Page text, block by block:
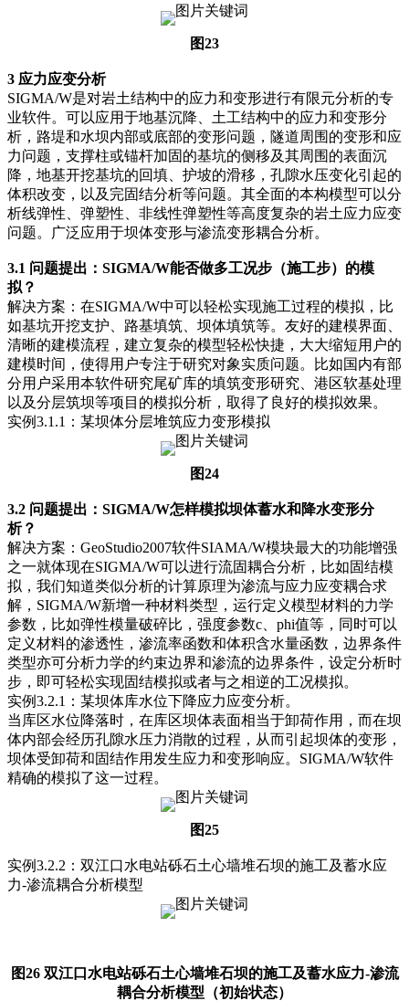
图23
3 应力应变分析
SIGMA/W是对岩土结构中的应力和变形进行有限元分析的专
业软件。可以应用于地基沉降、土工结构中的应力和变形分
析，路堤和水坝内部或底部的变形问题，隧道周围的变形和应
力问题，支撑柱或锚杆加固的基坑的侧移及其周围的表面沉
降，地基开挖基坑的回填、护坡的滑移，孔隙水压变化引起的
体积改变，以及完固结分析等问题。其全面的本构模型可以分
析线弹性、弹塑性、非线性弹塑性等高度复杂的岩土应力应变
问题。广泛应用于坝体变形与渗流变形耦合分析。
3.1 问题提出：SIGMA/W能否做多工况步（施工步）的模
拟？
解决方案：在SIGMA/W中可以轻松实现施工过程的模拟，比
如基坑开挖支护、路基填筑、坝体填筑等。友好的建模界面、
清晰的建模流程，建立复杂的模型轻松快捷，大大缩短用户的
建模时间，使得用户专注于研究对象实质问题。比如国内有部
分用户采用本软件研究尾矿库的填筑变形研究、港区软基处理
以及分层筑坝等项目的模拟分析，取得了良好的模拟效果。
实例3.1.1：某坝体分层堆筑应力变形模拟
图24
3.2 问题提出：SIGMA/W怎样模拟坝体蓄水和降水变形分
析？
解决方案：GeoStudio2007软件SIAMA/W模块最大的功能增强
之一就体现在SIGMA/W可以进行流固耦合分析，比如固结模
拟，我们知道类似分析的计算原理为渗流与应力应变耦合求
解，SIGMA/W新增一种材料类型，运行定义模型材料的力学
参数，比如弹性模量破碎比，强度参数c、phi值等，同时可以
定义材料的渗透性，渗流率函数和体积含水量函数，边界条件
类型亦可分析力学的约束边界和渗流的边界条件，设定分析时
步，即可轻松实现固结模拟或者与之相逆的工况模拟。
实例3.2.1：某坝体库水位下降应力应变分析。
当库区水位降落时，在库区坝体表面相当于卸荷作用，而在坝
体内部会经历孔隙水压力消散的过程，从而引起坝体的变形，
坝体受卸荷和固结作用发生应力和变形响应。SIGMA/W软件
精确的模拟了这一过程。
图25
实例3.2.2：双江口水电站砾石土心墙堆石坝的施工及蓄水应
力-渗流耦合分析模型
图26 双江口水电站砾石土心墙堆石坝的施工及蓄水应力-渗流
耦合分析模型（初始状态）